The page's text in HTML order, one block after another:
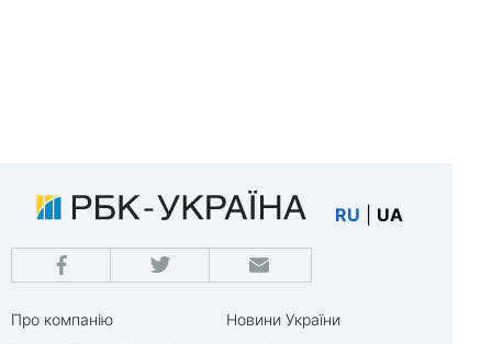
RU UA
Про компанію
Новини України